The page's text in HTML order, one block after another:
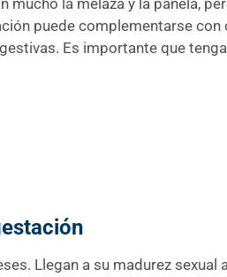
puede complementarse
Es importante que
Llegan a su madurez